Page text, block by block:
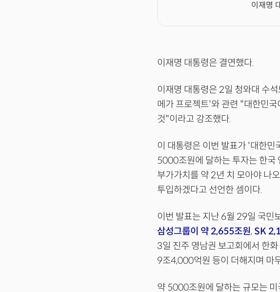
이재명
이재명 대통령은 결연했다.
이재명 대통령은 2일 청와대 수
메가 프로젝트'와 관련 "대한민
것"이라고 강조했다.
이 대통령은 이번 발표가 '대한
5000조원에 달하는 투자는 한국
부가가치를 약 2년 치 모아야 나
투입하겠다고 선언한 셈이다.
이번 발표는 지난 6월 29일 국민
삼성그룹이 약 2,655조원, SK
3일 진주 영남권 보고회에서 한
9조4,000억원 등이 더해지며 마
약 5000조원에 달하는 규모는